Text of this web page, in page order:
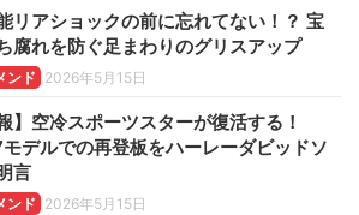
リアショックの前に忘れてない！？ 宝
腐れを防ぐ足まわりのグリスアップ
ンド 2026年5月15日
報】空冷スポーツスターが復活する！
デルでの再登板をハーレーダビッドソ
言
ンド 2026年5月15日